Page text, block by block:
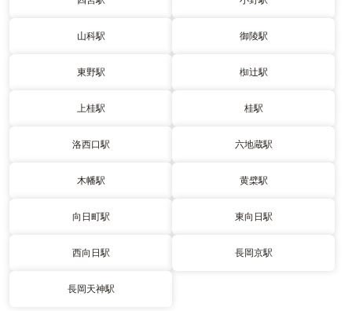
山科駅 御陵駅
東野駅 椥辻駅
上桂駅 桂駅
洛西口駅 六地蔵駅
木幡駅 黄檗駅
向日町駅 東向日駅
西向日駅 長岡京駅
長岡天神駅